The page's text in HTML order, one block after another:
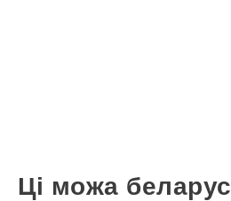
Ці можа беларус